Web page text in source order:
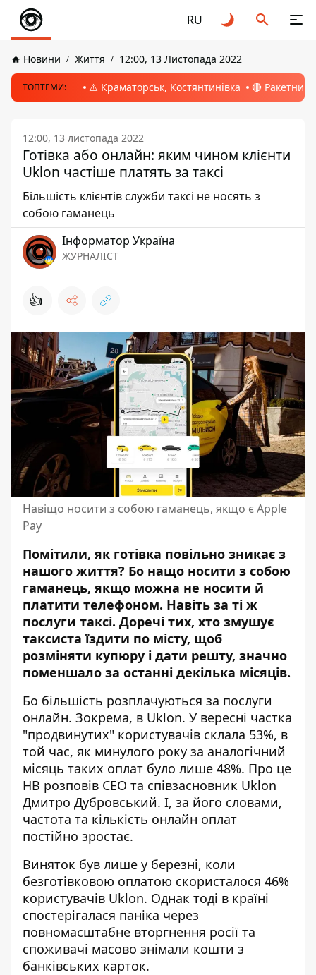
RU
Новини Життя 12:00, 13 Листопада 2022
ТОПТЕМИ: ⚠️ Краматорськ, Костянтинівка 🔴 Ракетний
12:00, 13 листопада 2022
Готівка або онлайн: яким чином клієнти
Uklon частіше платять за таксі
Більшість клієнтів служби таксі не носять з
собою гаманець
Інформатор Україна
ЖУРНАЛІСТ
👍
Навіщо носити з собою гаманець, якщо є Apple
Pay
Помітили, як готівка повільно зникає з
нашого життя? Бо нащо носити з собою
гаманець, якщо можна не носити й
платити телефоном. Навіть за ті ж
послуги таксі. Доречі тих, хто змушує
таксиста їздити по місту, щоб
розміняти купюру і дати решту, значно
поменшало за останні декілька місяців.
Бо більшість розплачуються за послуги
онлайн. Зокрема, в Uklon. У вересні частка
"продвинутих" користувачів склала 53%, в
той час, як минулого року за аналогічний
місяць таких оплат було лише 48%. Про це
НВ розповів CEO та співзасновник Uklon
Дмитро Дубровський. І, за його словами,
частота та кількість онлайн оплат
постійно зростає.
Виняток був лише у березні, коли
безготівковою оплатою скористалося 46%
користувачів Uklon. Однак тоді в країні
спостерігалася паніка через
повномасштабне вторгнення росії та
споживачі масово знімали кошти з
банківських карток.